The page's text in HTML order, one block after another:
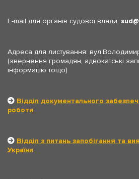
E-mail для органів судової влади: sud
Адреса для листування:
(звернення громадян, адвокатські
інформацію тощо)
Відділ документального
роботи
Відділ з питань запобігання та
України